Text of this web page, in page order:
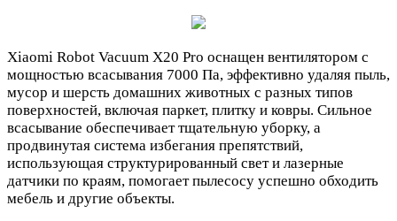
Xiaomi Robot Vacuum X20 Pro оснащен вентилятором с
мощностью всасывания 7000 Па, эффективно удаляя пыль,
мусор и шерсть домашних животных с разных типов
поверхностей, включая паркет, плитку и ковры. Сильное
всасывание обеспечивает тщательную уборку, а
продвинутая система избегания препятствий,
использующая структурированный свет и лазерные
датчики по краям, помогает пылесосу успешно обходить
мебель и другие объекты.